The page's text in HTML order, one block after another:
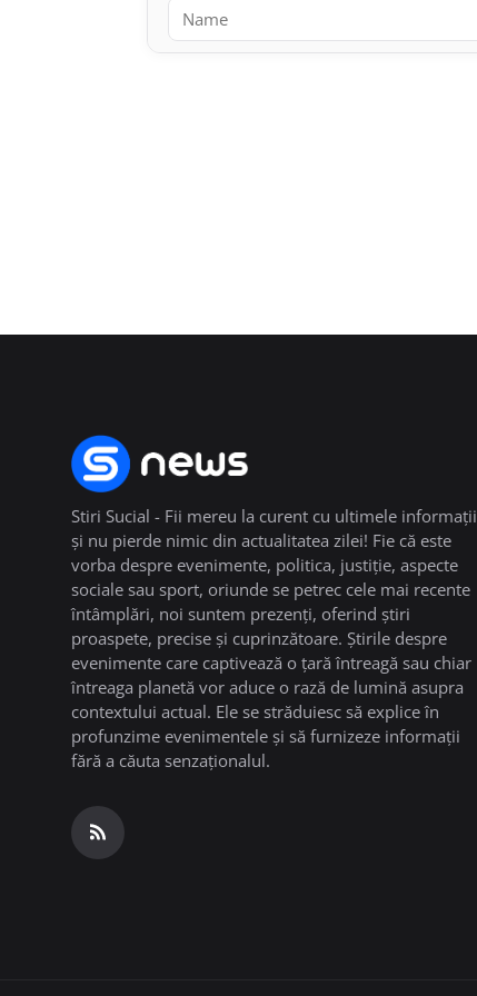
Stiri Sucial - Fii mereu la curent cu ultimele informații
și nu pierde nimic din actualitatea zilei! Fie că este
vorba despre evenimente, politica, justiție, aspecte
sociale sau sport, oriunde se petrec cele mai recente
întâmplări, noi suntem prezenți, oferind știri
proaspete, precise și cuprinzătoare. Știrile despre
evenimente care captivează o țară întreagă sau chiar
întreaga planetă vor aduce o rază de lumină asupra
contextului actual. Ele se străduiesc să explice în
profunzime evenimentele și să furnizeze informații
fără a căuta senzaționalul.